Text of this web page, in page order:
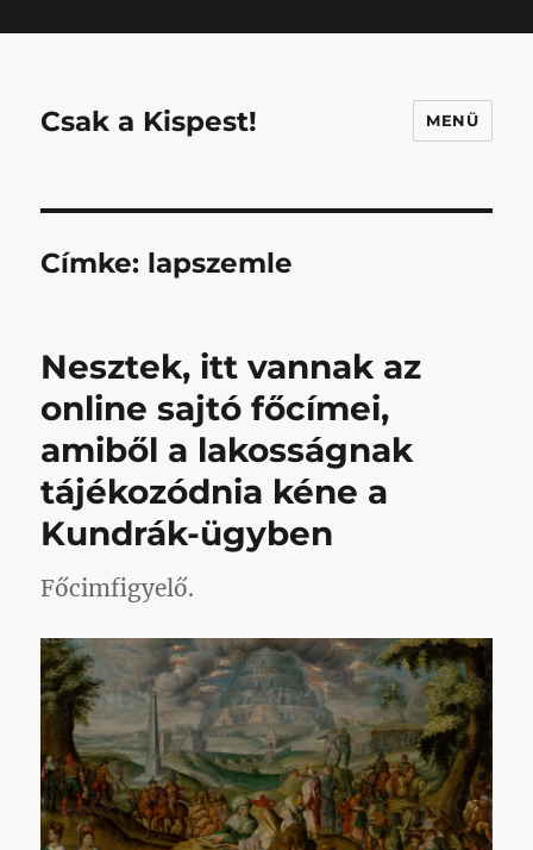
Csak a Kispest! MENÜ
Címke: lapszemle
Nesztek, itt vannak az
online sajtó főcímei,
amiből a lakosságnak
tájékozódnia kéne a
Kundrák-ügyben
Főcimfigyelő.